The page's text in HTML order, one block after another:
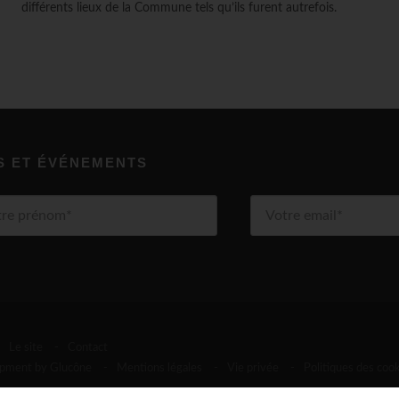
différents lieux de la Commune tels qu’ils furent autrefois.
ET ÉVÉNEMENTS